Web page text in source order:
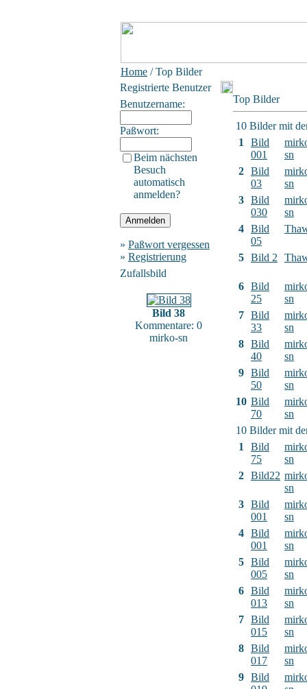
Home / Top Bilder
Registrierte Benutzer
Benutzername:
Paßwort:
Beim nächsten
Besuch
automatisch
anmelden?
» Paßwort vergessen
» Registrierung
Zufallsbild
Bild 38
Kommentare: 0
mirko-sn
Top Bilder
10 Bilder mit
1
Bild
001
sn
2 Bild
03
sn
3 Bild
030
sn
4 Bild
05
5 Bild 2
6 Bild
25
sn
7 Bild
33
sn
8 Bild
40
sn
9 Bild
50
sn
10 Bild
70
sn
10 Bilder mit
1
Bild
75
sn
2 Bild22
sn
3 Bild
001
sn
4 Bild
001
sn
5 Bild
005
sn
6 Bild
013
sn
7 Bild
015
sn
8 Bild
017
sn
9 Bild